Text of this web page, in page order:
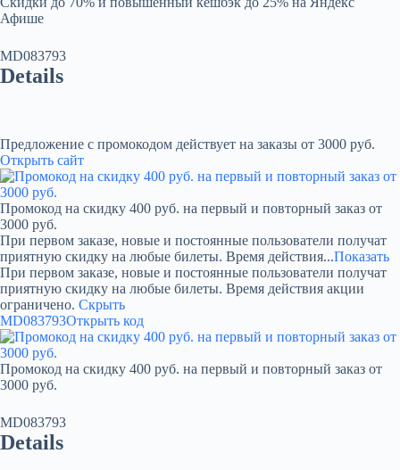
Афише
MD083793
Details
Предложение с промокодом действует на заказы от 3000 руб.
Открыть сайт
Промокод на скидку 400 руб. на первый и повторный заказ от
3000 руб.
При первом заказе, новые и постоянные пользователи получат
приятную скидку на любые билеты. Время действия...Показать
При первом заказе, новые и постоянные пользователи получат
приятную скидку на любые билеты. Время действия акции
ограничено. Скрыть
MD083793Открыть код
Промокод на скидку 400 руб. на первый и повторный заказ от
3000 руб.
MD083793
Details